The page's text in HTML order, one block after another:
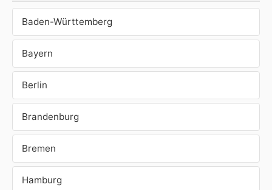
Baden-Württemberg
Bayern
Berlin
Brandenburg
Bremen
Hamburg